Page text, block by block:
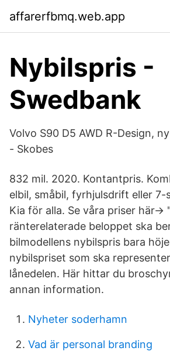
affarerfbmq.web.app
Nybilspris -
Swedbank
Volvo S90 D5 AWD R-Design,
- Skobes
832 mil. 2020. Kontantpris.
elbil, småbil, fyrhjulsdrift eller
Kia för alla. Se våra priser här->
ränterelaterade beloppet ska
bilmodellens nybilspris bara
nybilspriset som ska
lånedelen. Här hittar du
annan information.
Nyheter soderhamn
Vad är personal branding